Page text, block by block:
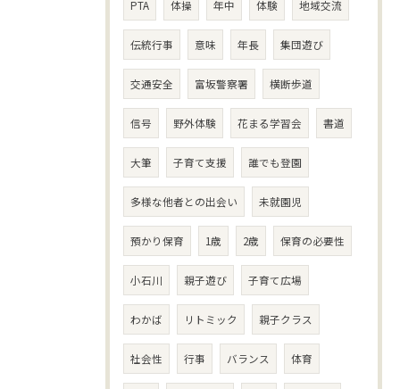
PTA 体操 年中 体験 地域交流
伝統行事 意味 年長 集団遊び
交通安全 富坂警察署 横断歩道
信号 野外体験 花まる学習会 書道
大筆 子育て支援 誰でも登園
多様な他者との出会い 未就園児
預かり保育 1歳 2歳 保育の必要性
小石川 親子遊び 子育て広場
わかば リトミック 親子クラス
社会性 行事 バランス 体育